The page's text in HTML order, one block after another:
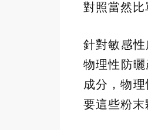
對照當然比
針對敏感
物理性防
成分，物
要這些粉末